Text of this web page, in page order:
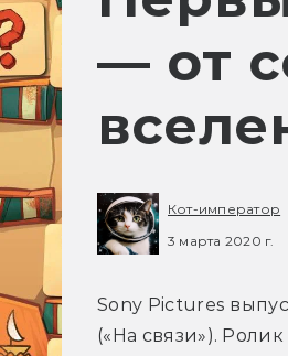
— от
Кот-император
3 марта 2020 г.
Sony Pictures
(«На связи»).